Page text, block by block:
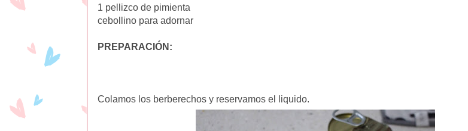
1 pellizco de pimienta
cebollino para adornar
PREPARACIÓN:
Colamos los berberechos y reservamos el liquido.